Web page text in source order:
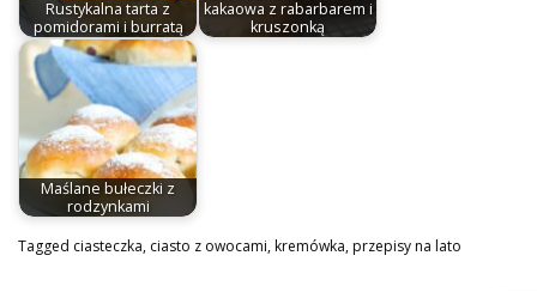
Rustykalna tarta z
pomidorami i burratą
kakaowa z rabarbarem i
kruszonką
Maślane bułeczki z
rodzynkami
Tagged ciasteczka, ciasto z owocami,kremówka,przepisy na lato